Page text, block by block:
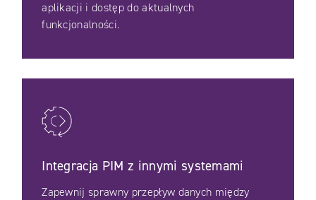
aplikacji i dostęp do aktualnych
funkcjonalności.
Integracja PIM z innymi systemami
Zapewnij sprawny przepływ danych między